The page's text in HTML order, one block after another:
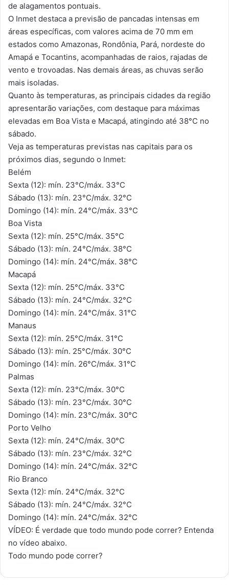
de alagamentos pontuais.
O Inmet destaca a previsão de pancadas intensas em
áreas específicas, com valores acima de 70 mm em
estados como Amazonas, Rondônia, Pará, nordeste do
Amapá e Tocantins, acompanhadas de raios, rajadas de
vento e trovoadas. Nas demais áreas, as chuvas serão
mais isoladas.
Quanto às temperaturas, as principais cidades da região
apresentarão variações, com destaque para máximas
elevadas em Boa Vista e Macapá, atingindo até 38°C no
sábado.
Veja as temperaturas previstas nas capitais para os
próximos dias, segundo o Inmet:
Belém
Sexta (12): mín. 23°C/máx. 33°C
Sábado (13): mín. 23°C/máx. 32°C
Domingo (14): mín. 24°C/máx. 33°C
Boa Vista
Sexta (12): mín. 25°C/máx. 35°C
Sábado (13): mín. 24°C/máx. 38°C
Domingo (14): mín. 24°C/máx. 38°C
Macapá
Sexta (12): mín. 25°C/máx. 33°C
Sábado (13): mín. 24°C/máx. 32°C
Domingo (14): mín. 24°C/máx. 31°C
Manaus
Sexta (12): mín. 25°C/máx. 31°C
Sábado (13): mín. 25°C/máx. 30°C
Domingo (14): mín. 26°C/máx. 31°C
Palmas
Sexta (12): mín. 23°C/máx. 30°C
Sábado (13): mín. 23°C/máx. 30°C
Domingo (14): mín. 23°C/máx. 30°C
Porto Velho
Sexta (12): mín. 24°C/máx. 30°C
Sábado (13): mín. 23°C/máx. 32°C
Domingo (14): mín. 24°C/máx. 32°C
Rio Branco
Sexta (12): mín. 24°C/máx. 32°C
Sábado (13): mín. 24°C/máx. 32°C
Domingo (14): mín. 24°C/máx. 32°C
VÍDEO: É verdade que todo mundo pode correr? Entenda
no vídeo abaixo.
Todo mundo pode correr?